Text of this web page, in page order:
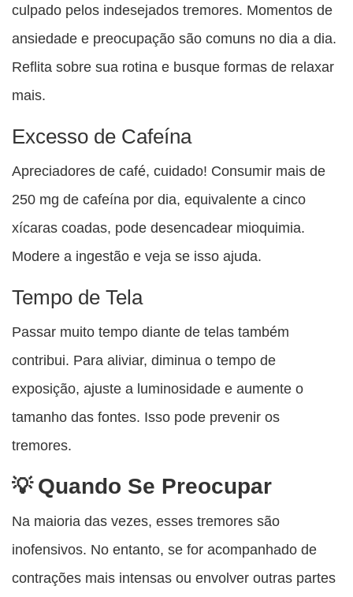
culpado pelos indesejados tremores. Momentos de
ansiedade e preocupação são comuns no dia a dia.
Reflita sobre sua rotina e busque formas de relaxar
mais.
Excesso de Cafeína
Apreciadores de café, cuidado! Consumir mais de
250 mg de cafeína por dia, equivalente a cinco
xícaras coadas, pode desencadear mioquimia.
Modere a ingestão e veja se isso ajuda.
Tempo de Tela
Passar muito tempo diante de telas também
contribui. Para aliviar, diminua o tempo de
exposição, ajuste a luminosidade e aumente o
tamanho das fontes. Isso pode prevenir os
tremores.
Quando Se Preocupar
Na maioria das vezes, esses tremores são
inofensivos. No entanto, se for acompanhado de
contrações mais intensas ou envolver outras partes